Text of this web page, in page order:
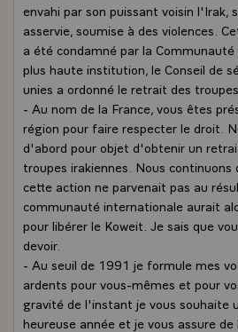
envahi par son puissant voisin l'Irak,
asservie, soumise à des violences.
a été condamné par la
plus haute institution, le Conseil de
unies a ordonné le retrait des
- Au nom de la France, vous êtes
région pour faire respecter le droit.
d'abord pour objet d'obtenir un
troupes irakiennes. Nous continuons
cette action ne parvenait pas au
communauté internationale aurait
pour libérer le Koweit. Je sais que
devoir.
- Au seuil de 1991 je formule mes
ardents pour vous-mêmes et pour
gravité de l'instant je vous souhaite
heureuse année et je vous assure